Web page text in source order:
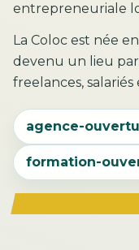
entrepreneuriale
La Coloc est née
devenu un lieu
freelances,
agence-
formation-